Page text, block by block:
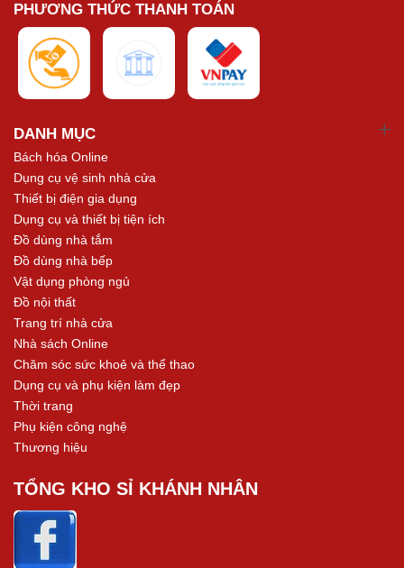
PHƯƠNG THỨC THANH TOÁN
DANH MỤC
Bách hóa Online
Dụng cụ vệ sinh nhà cửa
Thiết bị điện gia dụng
Dụng cụ và thiết bị tiện ích
Đồ dùng nhà tắm
Đồ dùng nhà bếp
Vật dụng phòng ngủ
Đồ nội thất
Trang trí nhà cửa
Nhà sách Online
Chăm sóc sức khoẻ và thể thao
Dụng cụ và phụ kiện làm đẹp
Thời trang
Phụ kiện công nghệ
Thương hiệu
TỔNG KHO SỈ KHÁNH NHÂN